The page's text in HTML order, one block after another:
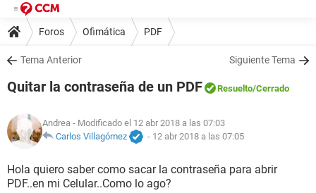
Foros Ofimática PDF
Tema Anterior Siguiente Tema
Quitar la contraseña de un PDF Resuelto/Cerrado
Andrea - Modificado el 12 abr 2018 a las 07:03
Carlos Villagómez
- 12 abr 2018 a las 07:05
Hola quiero saber como sacar la contraseña para abrir
PDF..en mi Celular..Como lo ago?